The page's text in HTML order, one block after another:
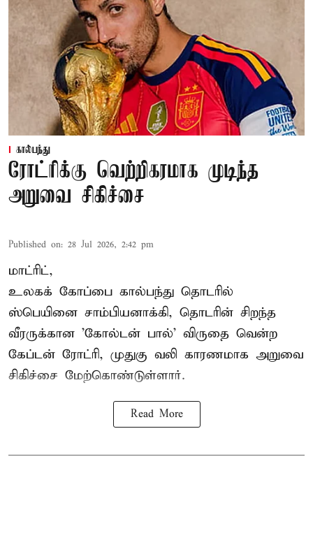
கால்பந்து
ரோட்ரிக்கு வெற்றிகரமாக முடிந்த
அறுவை சிகிச்சை
Published on: 28 Jul 2026, 2:42 pm
மாட்ரிட்,
உலகக் கோப்பை கால்பந்து தொடரில்
ஸ்பெயினை சாம்பியனாக்கி, தொடரின் சிறந்த
வீரருக்கான 'கோல்டன் பால்' விருதை வென்ற
கேப்டன் ரோட்ரி, முதுகு வலி காரணமாக அறுவை
சிகிச்சை மேற்கொண்டுள்ளார்.
Read More